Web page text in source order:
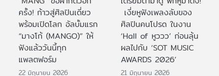
ครั้ง! ก้าวสู่ศิลปินเดี่ยว
พร้อมเปิดโลก อัลบั้มแรก
“มางโก้ (MANGO)” ให้
ฟังแล้ววันนี้ทุก
แพลตฟอร์ม
22 มิถุนายน 2026
เงี่ยหูฟังเพลงลับของ
ศิลปินคนโปรด ในงาน
‘Hall of หูววว’ ก่อนลุ้น
ผลไปกับ ‘SOT MUSIC
AWARDS 2026’
21 มิถุนายน 2026